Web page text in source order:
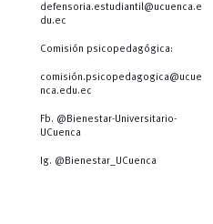
defensoria.estudiantil@ucuenca.e
du.ec
Comisión psicopedagógica:
comisión.psicopedagogica@ucue
nca.edu.ec
Fb. @Bienestar-Universitario-
UCuenca
Ig. @Bienestar_UCuenca